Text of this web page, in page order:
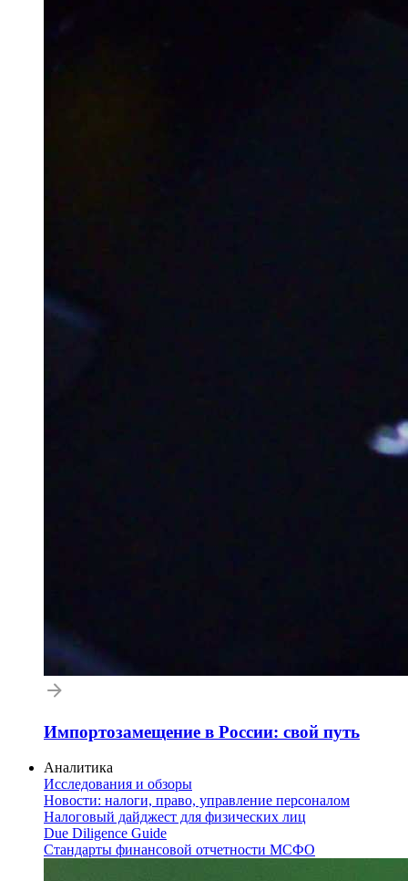
Импортозамещение в России: свой путь
Аналитика
Исследования и обзоры
Новости: налоги, право, управление персоналом
Налоговый дайджест для физических лиц
Due Diligence Guide
Стандарты финансовой отчетности МСФО